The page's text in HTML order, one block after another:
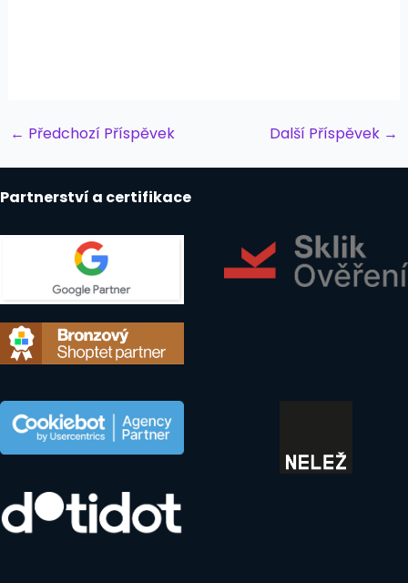
Post
← Předchozí Příspěvek Další Příspěvek →
Partnerství a certifikace